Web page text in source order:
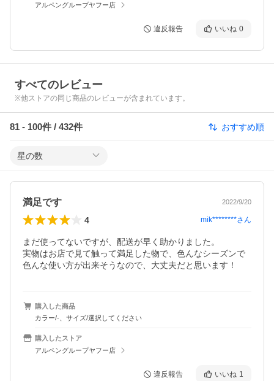
アルペングループヤフー店
違反報告 いいね 0
すべてのレビュー
※他ストアの同じ商品のレビューが含まれています。
81 - 100件 / 432件 おすすめ順
星の数
満足です 2022/9/20
4 mik********さん
まだ使ってないですが、配送が早く助かりました。
実物はお店で見て触って満足した物で、色んなシーズンで
色んな使い方が出来そうなので、大丈夫だと思います！
購入した商品
カラー/-、サイズ/選択してください
購入したストア
アルペングループヤフー店
違反報告 いいね 1